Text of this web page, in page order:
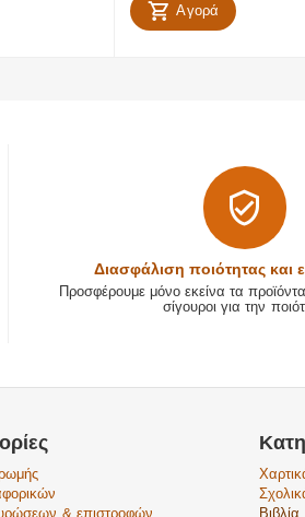
Αγορά
Διασφάλιση ποιότητας και
Προσφέρουμε μόνο εκείνα τα
σίγουροι για την
& επιστροφών
Βιβλία